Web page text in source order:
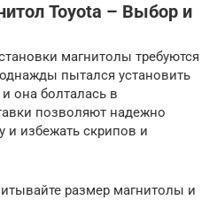
Toyota – Выбор и
магнитолы требуются
пытался установить
она болталась в
позволяют надежно
и избежать скрипов и
размер магнитолы и